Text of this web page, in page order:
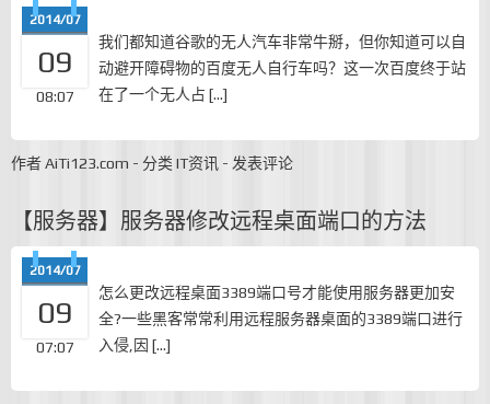
2014/07
09
08:07
我们都知道谷歌的无人汽车非常牛掰，但你知道可以自
动避开障碍物的百度无人自行车吗？这一次百度终于站
在了一个无人占 […]
作者AiTi123.com - 分类 IT资讯 - 发表评论
【服务器】服务器修改远程桌面端口的方法
2014/07
09
07:07
怎么更改远程桌面3389端口号才能使用服务器更加安
全?一些黑客常常利用远程服务器桌面的3389端口进行
入侵,因 […]